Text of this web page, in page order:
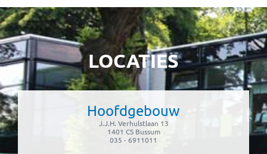
LOCATIES
Hoofdgebouw
J.J.H. Verhulstlaan 13
1401 CS Bussum
035 - 6911011